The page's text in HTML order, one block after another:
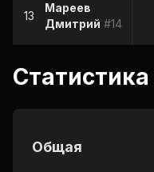
13
Мареев
Дмитрий #14
Общая